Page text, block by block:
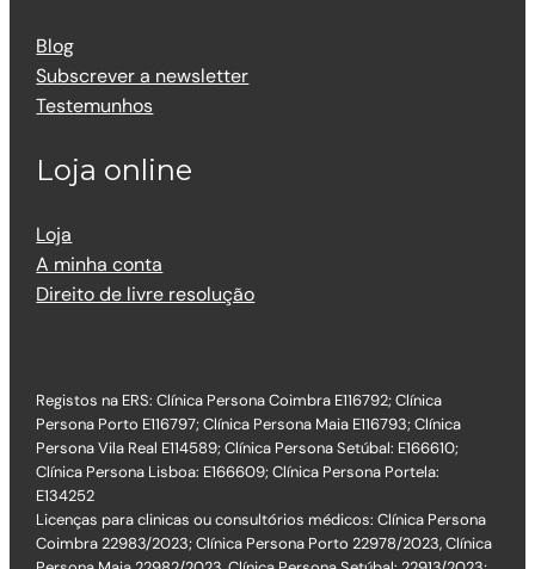
Blog
Subscrever a newsletter
Testemunhos
Loja online
Loja
A minha conta
Direito de livre resolução
Registos na ERS: Clínica Persona Coimbra E116792; Clínica
Persona Porto E116797; Clínica Persona Maia E116793; Clínica
Persona Vila Real E114589; Clínica Persona Setúbal: E166610;
Clínica Persona Lisboa: E166609; Clínica Persona Portela:
E134252
Licenças para clinicas ou consultórios médicos: Clínica Persona
Coimbra 22983/2023; Clínica Persona Porto 22978/2023, Clínica